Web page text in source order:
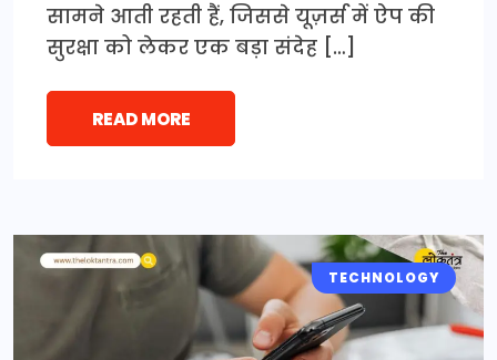
सामने आती रहती हैं, जिससे यूज़र्स में ऐप की
सुरक्षा को लेकर एक बड़ा संदेह […]
READ MORE
TECHNOLOGY